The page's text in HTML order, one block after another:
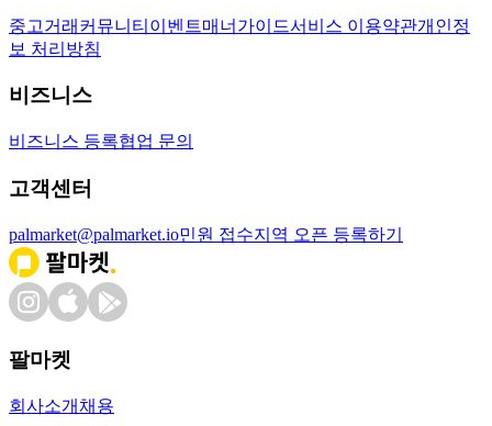
중고거래 커뮤니티 이벤트매너가이드서비스 이용약관개인정
보 처리방침
비즈니스
비즈니스 등록협업 문의
고객센터
palmarket@palmarket.io민원 접수지역 오픈 등록하기
팔마켓
회사소개 채용